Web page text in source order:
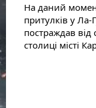
На даний
притулків у
постраждав від
столиці місті